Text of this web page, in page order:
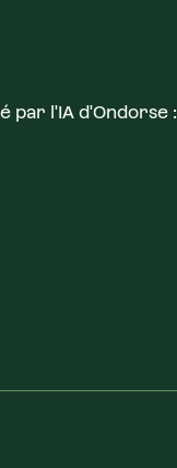
par l'IA d'Ondorse :